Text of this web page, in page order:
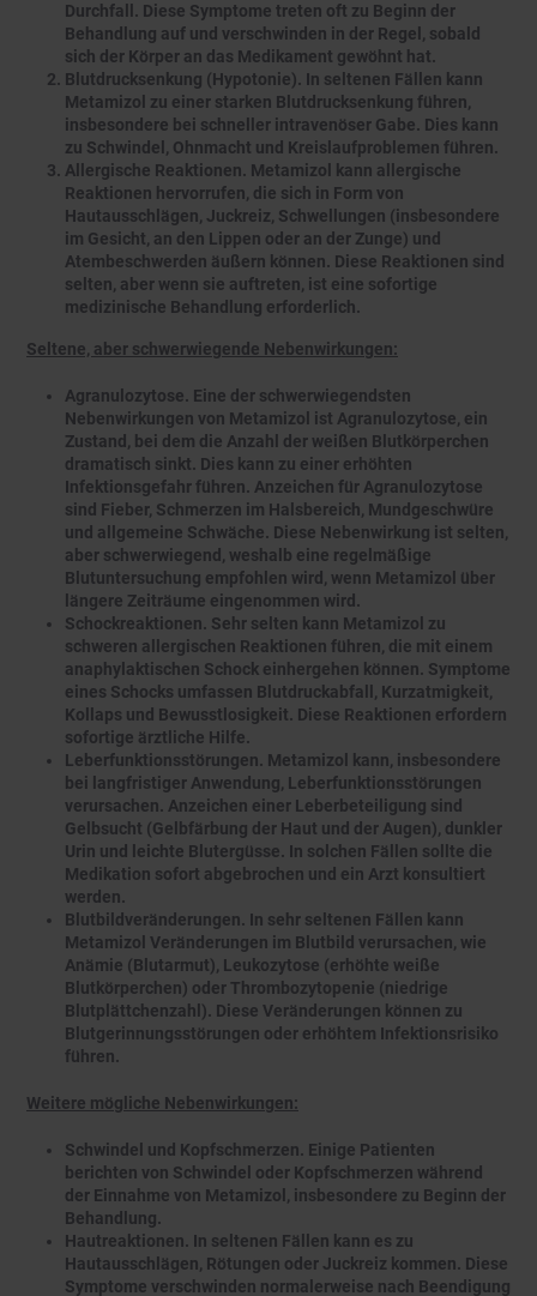
Durchfall. Diese Symptome treten oft zu Beginn der
Behandlung auf und verschwinden in der Regel, sobald
sich der Körper an das Medikament gewöhnt hat.
Blutdrucksenkung (Hypotonie). In seltenen Fällen kann
Metamizol zu einer starken Blutdrucksenkung führen,
insbesondere bei schneller intravenöser Gabe. Dies kann
zu Schwindel, Ohnmacht und Kreislaufproblemen führen.
Allergische Reaktionen. Metamizol kann allergische
Reaktionen hervorrufen, die sich in Form von
Hautausschlägen, Juckreiz, Schwellungen (insbesondere
im Gesicht, an den Lippen oder an der Zunge) und
Atembeschwerden äußern können. Diese Reaktionen sind
selten, aber wenn sie auftreten, ist eine sofortige
medizinische Behandlung erforderlich.
Seltene, aber schwerwiegende Nebenwirkungen:
Agranulozytose. Eine der schwerwiegendsten
Nebenwirkungen von Metamizol ist Agranulozytose, ein
Zustand, bei dem die Anzahl der weißen Blutkörperchen
dramatisch sinkt. Dies kann zu einer erhöhten
Infektionsgefahr führen. Anzeichen für Agranulozytose
sind Fieber, Schmerzen im Halsbereich, Mundgeschwüre
und allgemeine Schwäche. Diese Nebenwirkung ist selten,
aber schwerwiegend, weshalb eine regelmäßige
Blutuntersuchung empfohlen wird, wenn Metamizol über
längere Zeiträume eingenommen wird.
Schockreaktionen. Sehr selten kann Metamizol zu
schweren allergischen Reaktionen führen, die mit einem
anaphylaktischen Schock einhergehen können. Symptome
eines Schocks umfassen Blutdruckabfall, Kurzatmigkeit,
Kollaps und Bewusstlosigkeit. Diese Reaktionen erfordern
sofortige ärztliche Hilfe.
Leberfunktionsstörungen. Metamizol kann, insbesondere
bei langfristiger Anwendung, Leberfunktionsstörungen
verursachen. Anzeichen einer Leberbeteiligung sind
Gelbsucht (Gelbfärbung der Haut und der Augen), dunkler
Urin und leichte Blutergüsse. In solchen Fällen sollte die
Medikation sofort abgebrochen und ein Arzt konsultiert
werden.
Blutbildveränderungen. In sehr seltenen Fällen kann
Metamizol Veränderungen im Blutbild verursachen, wie
Anämie (Blutarmut), Leukozytose (erhöhte weiße
Blutkörperchen) oder Thrombozytopenie (niedrige
Blutplättchenzahl). Diese Veränderungen können zu
Blutgerinnungsstörungen oder erhöhtem Infektionsrisiko
führen.
Weitere mögliche Nebenwirkungen:
Schwindel und Kopfschmerzen. Einige Patienten
berichten von Schwindel oder Kopfschmerzen während
der Einnahme von Metamizol, insbesondere zu Beginn der
Behandlung.
Hautreaktionen. In seltenen Fällen kann es zu
Hautausschlägen, Rötungen oder Juckreiz kommen. Diese
Symptome verschwinden normalerweise nach Beendigung